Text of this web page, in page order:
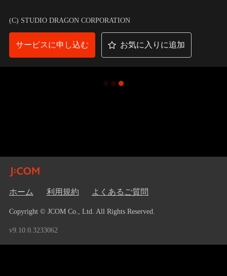
子を見下すような態度を取る。ヨウルは招待状の送り主が気にな
っていた。
(C) STUDIO DRAGON CORPORATION
サービスに申し込む お気に入りに追加
ホーム 利用規約 よくあるご質問
Copyright © JCOM Co., Ltd. All Rights Reserved.
v9.10.0.3233062